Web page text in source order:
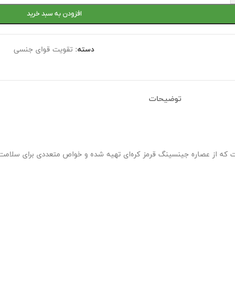
افزودن به سبد خرید
دسته: تقویت قوای جنسی
توضیحات
از عصاره جینسینگ قرمز کره‌ای تهیه شده و خواص متعددی برای